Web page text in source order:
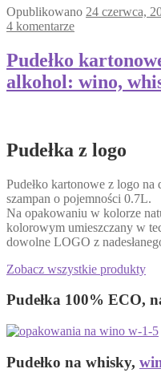
Opublikowano 24 czerwca,
4 komentarze
Pudełko
alkohol: wino,
Pudełka z logo
Pudełko kartonowe z logo
szampan o pojemności 0.7L.
Na opakowaniu w kolorze
kolorowym umieszczany w
dowolne LOGO z
Zobacz wszystkie produkty
Pudełka 100% ECO,
Pudełko na whisky,